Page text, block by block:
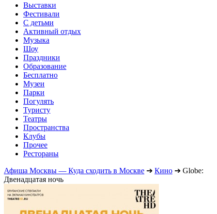
Выставки
Фестивали
С детьми
Активный отдых
Музыка
Шоу
Праздники
Образование
Бесплатно
Музеи
Парки
Погулять
Туристу
Театры
Пространства
Клубы
Прочее
Рестораны
Афиша Москвы — Куда сходить в Москве ➔ Кино ➔ Globe:
Двенадцатая ночь